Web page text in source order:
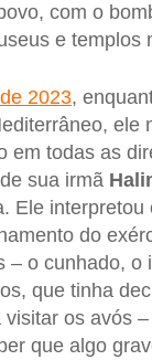
com o
e templos
2023,
ele
em todas as
sua irmã
Ele
do
– o cunhado, o
que tinha
visitar os avós
que algo